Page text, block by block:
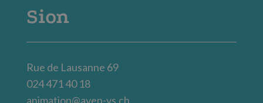
Sion
Rue de Lausanne 69
024 471 40 18
animation@avep-vs.ch